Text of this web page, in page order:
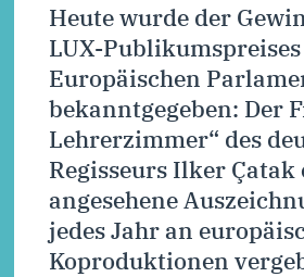
Heute wurde der
LUX-
Europäischen
bekanntgegeben: Der
Lehrerzimmer“ des
Regisseurs Ilker
angesehene
jedes Jahr an
Koproduktionen